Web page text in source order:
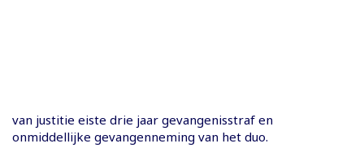
van justitie eiste drie jaar gevangenisstraf en
onmiddellijke gevangenneming van het duo.